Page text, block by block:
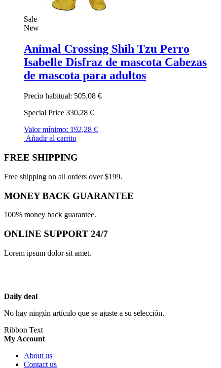
Sale
New
Animal Crossing Shih Tzu Perro
Isabelle Disfraz de mascota Cabezas
de mascota para adultos
Precio habitual: 505,08 €
Special Price 330,28 €
Valor mínimo: 192,28 €
Añadir al carrito
FREE SHIPPING
Free shipping on all orders over $199.
MONEY BACK GUARANTEE
100% money back guarantee.
ONLINE SUPPORT 24/7
Lorem ipsum dolor sit amet.
Daily deal
No hay ningún artículo que se ajuste a su selección.
Ribbon Text
My Account
About us
Contact us